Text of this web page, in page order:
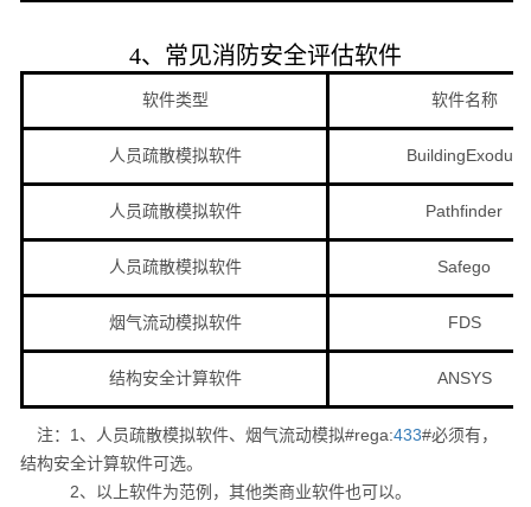
4、常见消防安全评估软件
软件类型 软件名称
人员疏散模拟软件 BuildingExodus
人员疏散模拟软件 Pathfinder
人员疏散模拟软件 Safego
烟气流动模拟软件 FDS
结构安全计算软件 ANSYS
注：1、人员疏散模拟软件、烟气流动模拟#rega:433#必须有，
结构安全计算软件可选。
2、以上软件为范例，其他类商业软件也可以。